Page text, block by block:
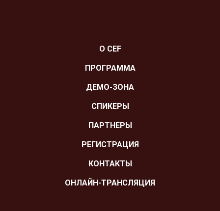
О CEF
ПРОГРАММА
ДЕМО-ЗОНА
СПИКЕРЫ
ПАРТНЕРЫ
РЕГИСТРАЦИЯ
КОНТАКТЫ
ОНЛАЙН-ТРАНСЛЯЦИЯ